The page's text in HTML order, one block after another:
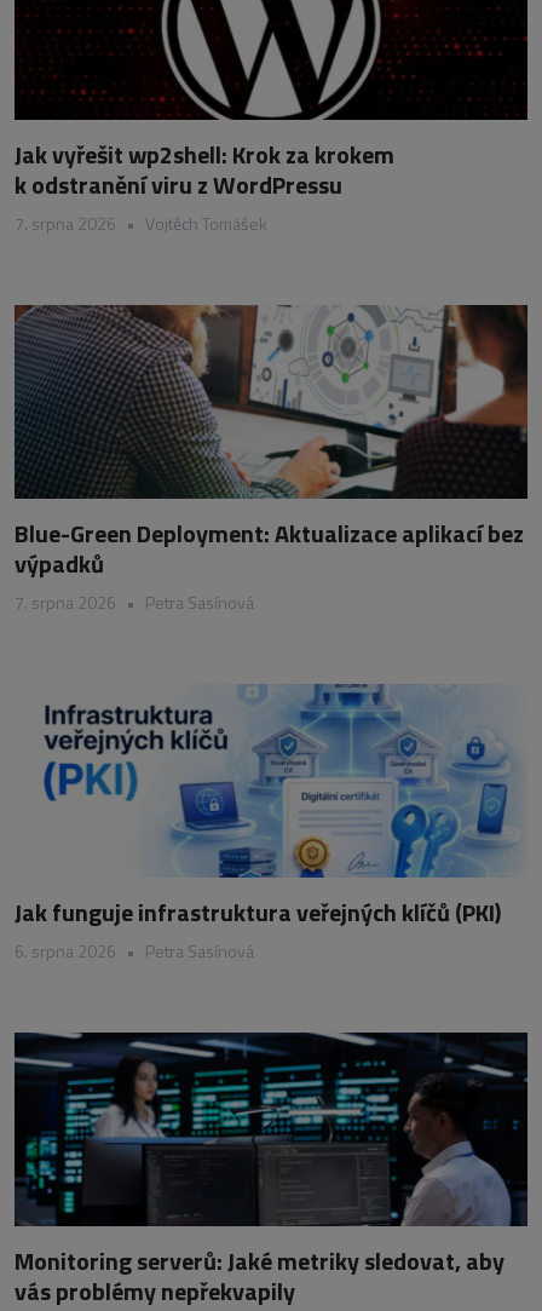
Jak vyřešit wp2shell: Krok za krokem
k odstranění viru z WordPressu
7. srpna 2026 • Vojtěch Tomášek
Blue-Green Deployment: Aktualizace aplikací bez
výpadků
7. srpna 2026 • Petra Sasínová
Jak funguje infrastruktura veřejných klíčů (PKI)
6. srpna 2026 • Petra Sasínová
Monitoring serverů: Jaké metriky sledovat, aby
vás problémy nepřekvapily